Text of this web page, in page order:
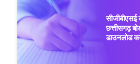
छत्तीसगढ़
डाउनलोड